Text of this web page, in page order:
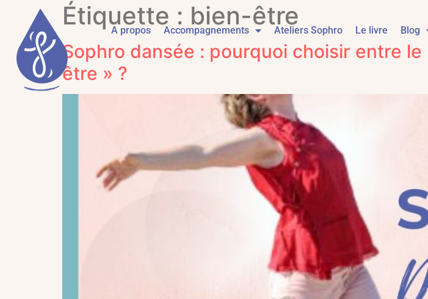
A propos Accompagnements Ateliers Sophro Le livre Blog
Étiquette : bien-être
Sophro dansée : pourquoi choisir entre
être » ?